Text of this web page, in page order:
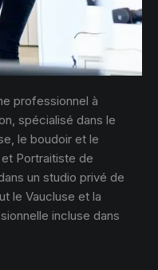
professionnel à
spécialisé dans le
le boudoir et le
Portraitiste de
un studio privé de
le Vaucluse et la
incluse dans